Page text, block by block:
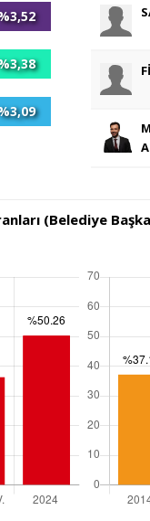
(Belediye